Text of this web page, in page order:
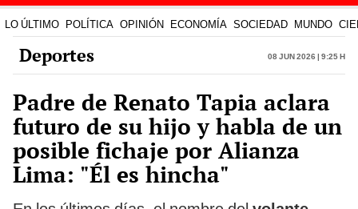
LO ÚLTIMO POLÍTICA OPINIÓN ECONOMÍA SOCIEDAD MUNDO
Deportes 08 Jun 2026 | 9:25 h
Padre de Renato Tapia aclara
futuro de su hijo y habla de un
posible fichaje por Alianza
Lima: "Él es hincha"